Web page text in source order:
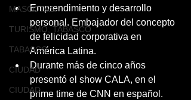
MASCOTAS
TURISMO, TABASCO
TABASCO
CIUDAD
CIUDAD
Emprendimiento y desarrollo
personal. Embajador del concepto
de felicidad corporativa en
América Latina.
Durante más de cinco años
presentó el show CALA, en el
prime time de CNN en español.